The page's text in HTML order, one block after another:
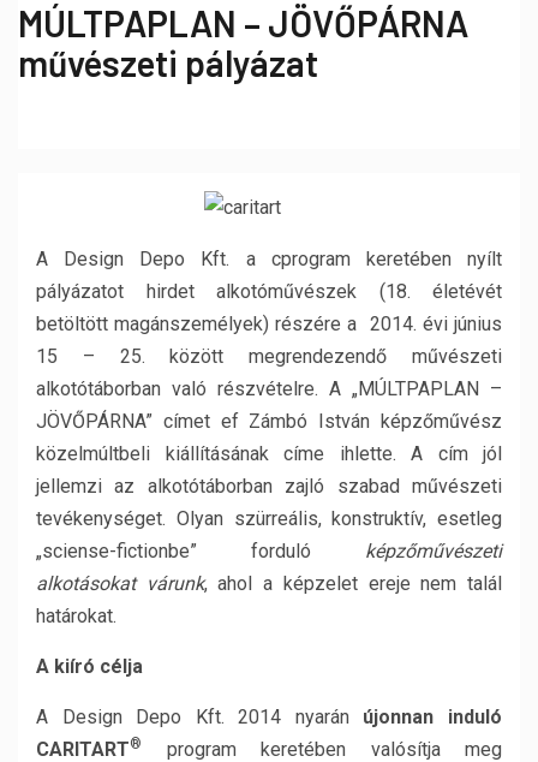
MÚLTPAPLAN – JÖVŐPÁRNA
művészeti pályázat
A Design Depo Kft. a cprogram keretében nyílt
pályázatot hirdet alkotóművészek (18. életévét
betöltött magánszemélyek) részére a 2014. évi június
15 – 25. között megrendezendő művészeti
alkotótáborban való részvételre. A „MÚLTPAPLAN –
JÖVŐPÁRNA” címet ef Zámbó István képzőművész
közelmúltbeli kiállításának címe ihlette. A cím jól
jellemzi az alkotótáborban zajló szabad művészeti
tevékenységet. Olyan szürreális, konstruktív, esetleg
„sciense-fictionbe” forduló képzőművészeti
alkotásokat várunk, ahol a képzelet ereje nem talál
határokat.
A kiíró célja
A Design Depo Kft. 2014 nyarán újonnan induló
CARITART®
program keretében valósítja meg